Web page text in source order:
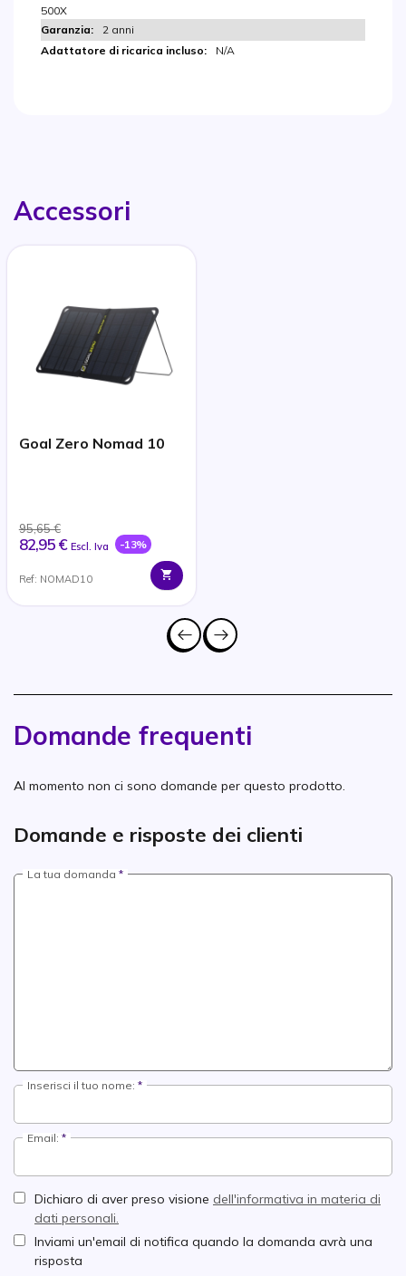
500X
2 anni
N/A
Accessori
Goal Zero Nomad 10
95,65 €
82,95 € Escl. Iva -13%
Ref: NOMAD10
Domande frequenti
Al momento non ci sono domande per questo prodotto.
Domande e risposte dei clienti
La tua domanda
Inserisci il tuo nome:
Email:
Dichiaro di aver preso visione dell'informativa in materia di
dati personali.
Inviami un'email di notifica quando la domanda avrà una
risposta